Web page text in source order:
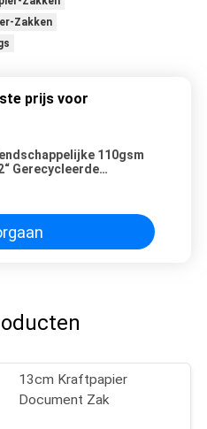
Zakken
prijs voor
110gsm
Gerecycleerde
13cm Kraftpapier
Document Zak